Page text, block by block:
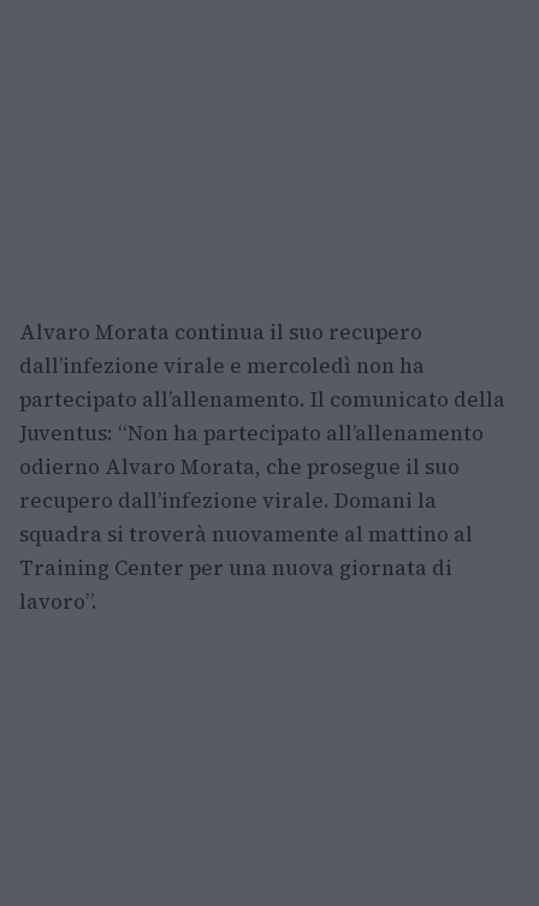
Alvaro Morata continua il suo recupero
dall’infezione virale e mercoledì non ha
partecipato all’allenamento. Il comunicato della
Juventus: “Non ha partecipato all’allenamento
odierno Alvaro Morata, che prosegue il suo
recupero dall’infezione virale. Domani la
squadra si troverà nuovamente al mattino al
Training Center per una nuova giornata di
lavoro”.